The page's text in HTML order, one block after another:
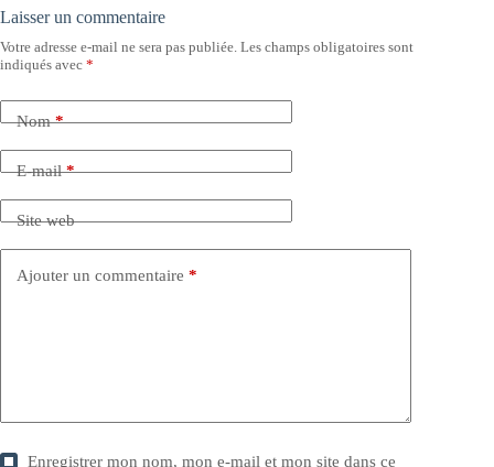
Laisser un commentaire
Votre adresse e-mail ne sera pas publiée. Les champs obligatoires sont
indiqués avec *
Nom*
E-mail*
Site web
Ajouter un commentaire *
Enregistrer mon nom, mon e-mail et mon site dans ce